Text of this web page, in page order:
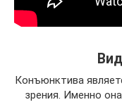
Конъюнктива
зрения. Именно